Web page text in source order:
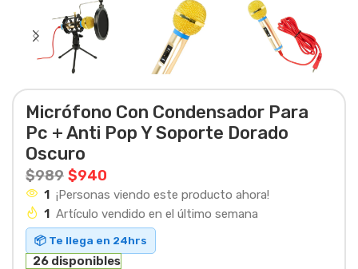
Micrófono Con Condensador Para
Pc + Anti Pop Y Soporte Dorado
Oscuro
$989 $940
1 ¡Personas viendo este producto ahora!
1 Artículo vendido en el último semana
📦 Te llega en 24hrs
26 disponibles